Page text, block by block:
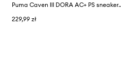
Puma Caven III
229,99 zł